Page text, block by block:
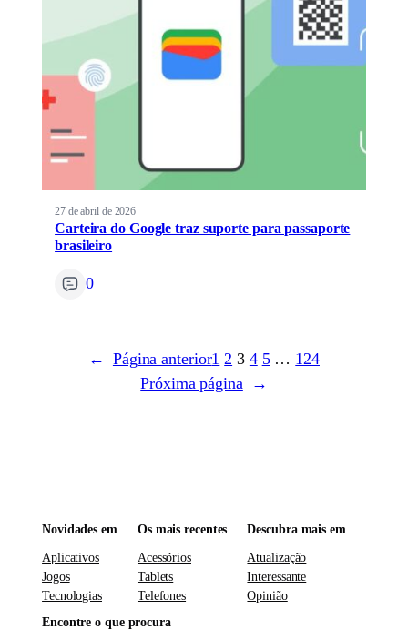
27 de abril de 2026
Carteira do Google traz suporte para passaporte
brasileiro
0
← Página anterior1 2 3 4 5 … 124
Próxima página
→
Novidades em
Aplicativos
Jogos
Tecnologias
Os mais recentes
Acessórios
Tablets
Telefones
Descubra mais em
Atualização
Interessante
Opinião
Encontre o que procura